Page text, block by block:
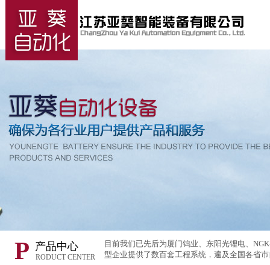
P
目前我们已先后为厦门钨业、东阳光锂电、
型企业提供了数百套工程系统，遍及全国各省
产品中心
RODUCT CENTER